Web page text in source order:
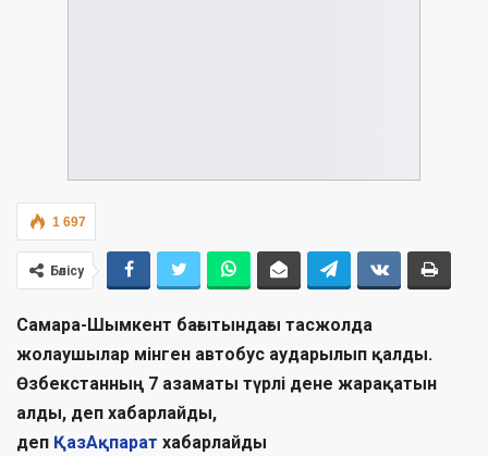
1 697
Бөлісу
Самара-Шымкент бағытындағы тасжолда
жолаушылар мінген автобус аударылып қалды.
Өзбекстанның 7 азаматы түрлі дене жарақатын
алды, деп хабарлайды,
деп ҚазАқпарат хабарлайды